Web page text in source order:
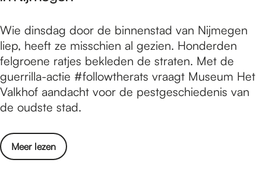
r
e
y
m
e
t
M
r
c
B
a
c
k
w
a
d
T
M
u
s
e
u
m
e
t
Wie dinsdag door de binnenstad van Nijmegen
liep, heeft ze misschien al gezien. Honderden
felgroene ratjes bekleden de straten. Met de
guerrilla-actie #followtherats vraagt Museum Het
Valkhof aandacht voor de pestgeschiedenis van
de oudste stad.
Meer lezen
o
v